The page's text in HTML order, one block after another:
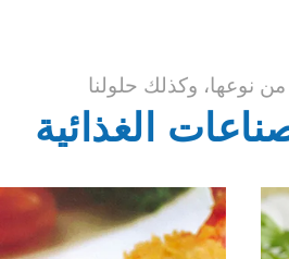
نوعها، وكذلك حلولنا
الغذائية